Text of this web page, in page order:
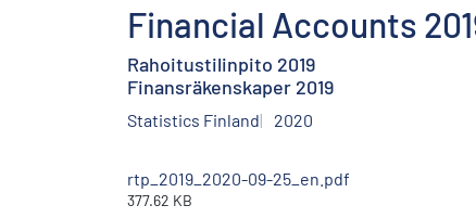
Financial Accounts
Rahoitustilinpito 2019
Finansräkenskaper 2019
Statistics Finland 2020
rtp_2019_2020-09-25_en.pdf
377.62 KB